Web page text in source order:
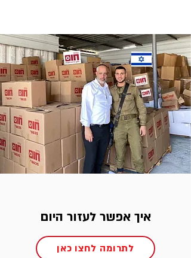
איך אפשר לעזור היום
לתרומה לחצו כאן